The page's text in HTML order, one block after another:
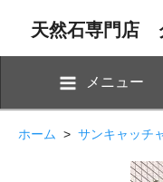
天然石専門店
メニュー
ホーム > サンキャッチ